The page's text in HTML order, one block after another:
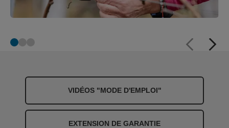
VIDÉOS "MODE D'EMPLOI"
EXTENSION DE GARANTIE